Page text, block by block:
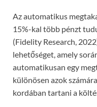
Az automatikus
15%-kal több pénzt
(Fidelity Research,
lehetőséget, amely
automatikusan egy
különösen azok
kordában tartani a